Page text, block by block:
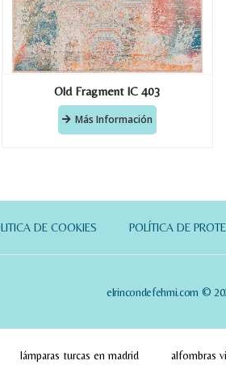
Old Fragment IC 403
Más Información
DE COOKIES POLÍTICA DE
elrincondefehmi.com ©
lámparas turcas en madrid alfombras